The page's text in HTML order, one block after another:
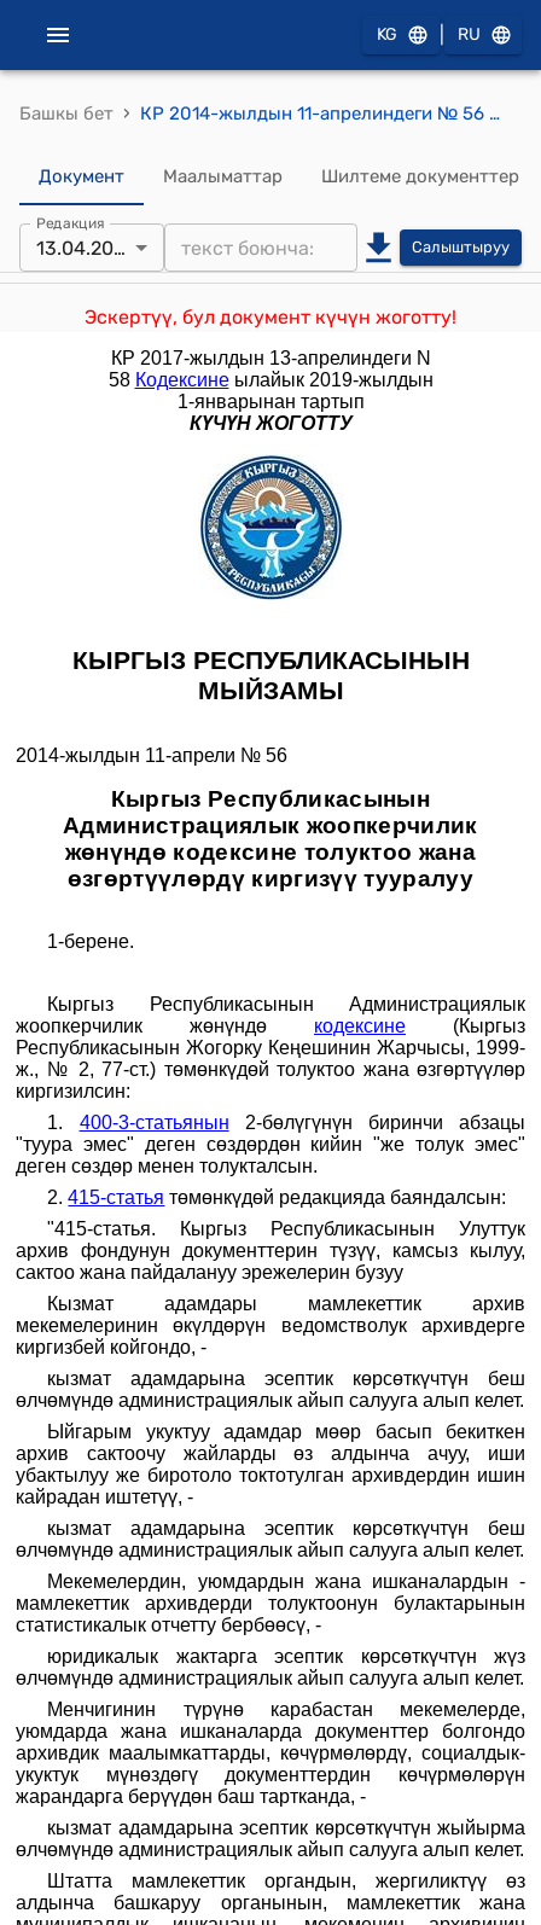
KG RU
Башкы бет › КР 2014-жылдын 11-апрелиндеги № 56 "Кыргыз Республикасынын Администрациялык жоопкерчилик жөнүндө кодексине толуктоо жана өзгөртүүлөрдү киргизүү тууралуу" Мыйзамы
Документ Маалыматтар Шилтеме документтер
Редакция
13.04.2017 Салыштыруу
Эскертүү, бул документ күчүн жоготту!